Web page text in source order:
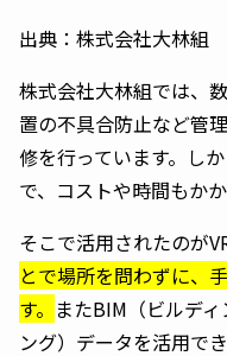
出典：株式会社大林組
株式会社大林組では、
置の不具合防止など管
修を行っています。し
で、コストや時間もか
そこで活用されたのが
とで場所を問わずに、
す。 またBIM（ビルデ
ング）データを活用で